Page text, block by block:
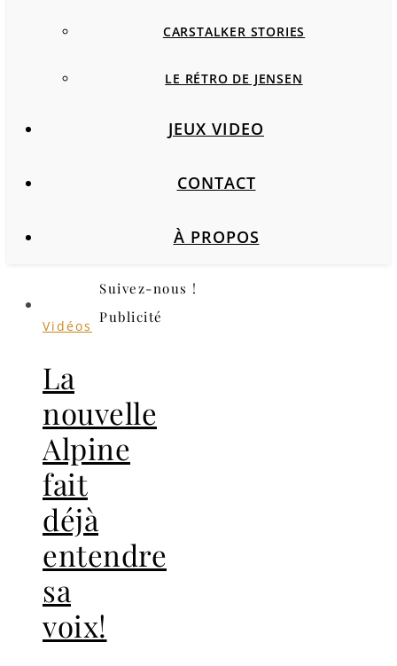
CARSTALKER STORIES
LE RÉTRO DE JENSEN
JEUX VIDEO
CONTACT
À PROPOS
Vidéos
La
nouvelle
Alpine
fait
déjà
entendre
sa
voix!
Suivez-nous !
Publicité